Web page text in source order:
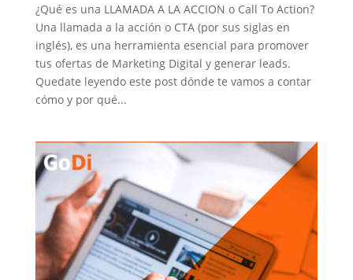
¿Qué es una LLAMADA A LA ACCION o Call To Action?
Una llamada a la acción o CTA (por sus siglas en
inglés), es una herramienta esencial para promover
tus ofertas de Marketing Digital y generar leads.
Quedate leyendo este post dónde te vamos a contar
cómo y por qué...